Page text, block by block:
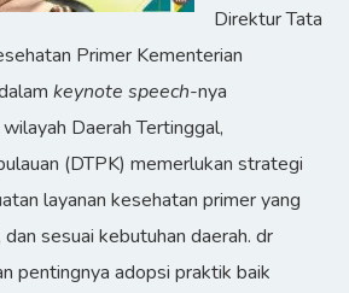
Direktur Tata
Primer Kementerian
keynote speech-nya
Daerah Tertinggal,
(DTPK) memerlukan strategi
layanan kesehatan primer yang
sesuai kebutuhan daerah. dr
pentingnya adopsi praktik baik